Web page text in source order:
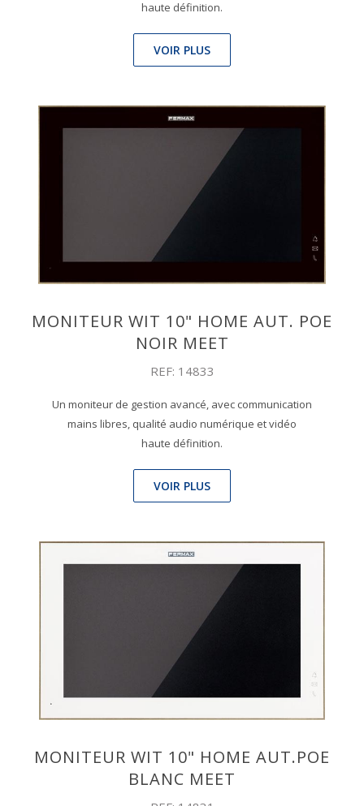
haute définition.
VOIR PLUS
MONITEUR WIT 10" HOME AUT. POE
NOIR MEET
REF: 14833
Un moniteur de gestion avancé, avec communication
mains libres, qualité audio numérique et vidéo
haute définition.
VOIR PLUS
MONITEUR WIT 10" HOME AUT.POE
BLANC MEET